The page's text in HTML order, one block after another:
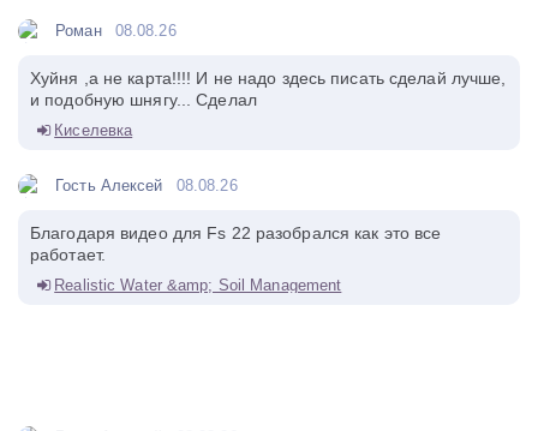
Роман 08.08.26
Хуйня ,а не карта!!!! И не надо здесь писать сделай лучше,
и подобную шнягу... Сделал
Киселевка
Гость Алексей 08.08.26
Благодаря видео для Fs 22 разобрался как это все
работает.
Realistic Water &amp; Soil Management